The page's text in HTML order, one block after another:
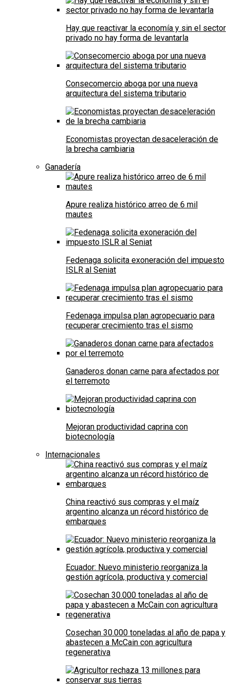
Hay que reactivar la economía y sin el sector
privado no hay forma de levantarla
Consecomercio aboga por una nueva
arquitectura del sistema tributario
Economistas proyectan desaceleración de
la brecha cambiaria
Ganadería
Apure realiza histórico arreo de 6 mil
mautes
Fedenaga solicita exoneración del impuesto
ISLR al Seniat
Fedenaga impulsa plan agropecuario para
recuperar crecimiento tras el sismo
Ganaderos donan carne para afectados por
el terremoto
Mejoran productividad caprina con
biotecnología
Internacionales
China reactivó sus compras y el maíz
argentino alcanza un récord histórico de
embarques
Ecuador: Nuevo ministerio reorganiza la
gestión agrícola, productiva y comercial
Cosechan 30.000 toneladas al año de papa y
abastecen a McCain con agricultura
regenerativa